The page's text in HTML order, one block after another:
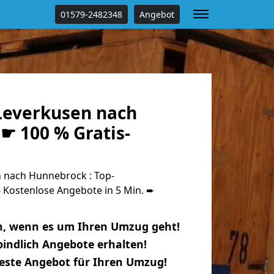
01579-2482348 Angebot
nach
100 % Gratis-
Hunnebrock : Top-
Angebote in 5 Min. ➨
wenn es um Ihren Umzug geht!
Angebote erhalten!
Angebot für Ihren Umzug!